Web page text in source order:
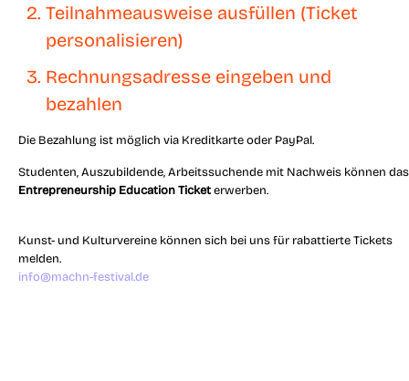
Teilnahmeausweise ausfüllen (Ticket
personalisieren)
Rechnungsadresse eingeben und
bezahlen
Die Bezahlung ist möglich via Kreditkarte oder PayPal.
Studenten, Auszubildende, Arbeitssuchende mit Nachweis können das
Entrepreneurship Education Ticketerwerben.
Kunst- und Kulturvereine können sich bei uns für rabattierte Tickets
melden.
info@machn-festival.de